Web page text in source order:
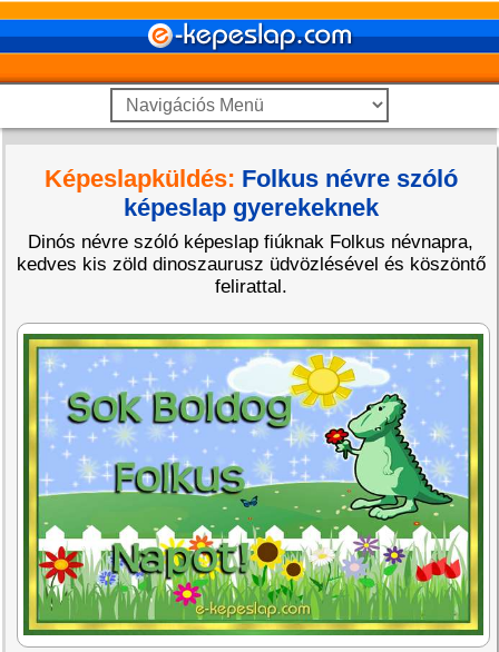
Képeslapküldés: Folkus névre szóló
képeslap gyerekeknek
Dinós névre szóló képeslap fiúknak Folkus névnapra,
kedves kis zöld dinoszaurusz üdvözlésével és köszöntő
felirattal.